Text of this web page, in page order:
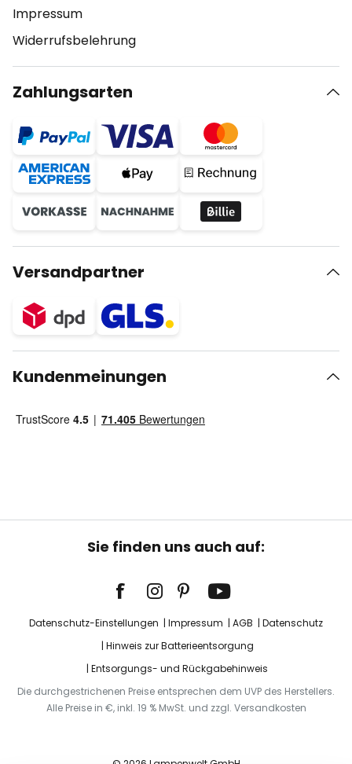
Impressum
Widerrufsbelehrung
Zahlungsarten
Versandpartner
Kundenmeinungen
Sie finden uns auch auf:
Datenschutz-Einstellungen Impressum AGB
Datenschutz
Hinweis zur Batterieentsorgung
Entsorgungs- und Rückgabehinweis
Die durchgestrichenen Preise entsprechen dem UVP des Herstellers.
Alle Preise in €, inkl. 19 % MwSt. und zzgl. Versandkosten